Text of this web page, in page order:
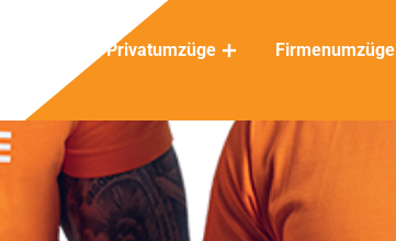
Privatumzüge Firmenumzüge